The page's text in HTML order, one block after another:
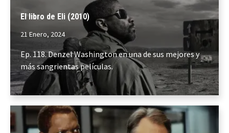
El libro de Eli (2010)
21 Enero, 2024
Ep. 118. Denzel Washington en una de sus mejores y
más sangrientas películas.